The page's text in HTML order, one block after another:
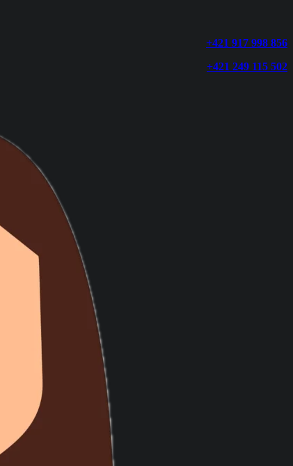
+421 917 998 856
+421 249 115 502